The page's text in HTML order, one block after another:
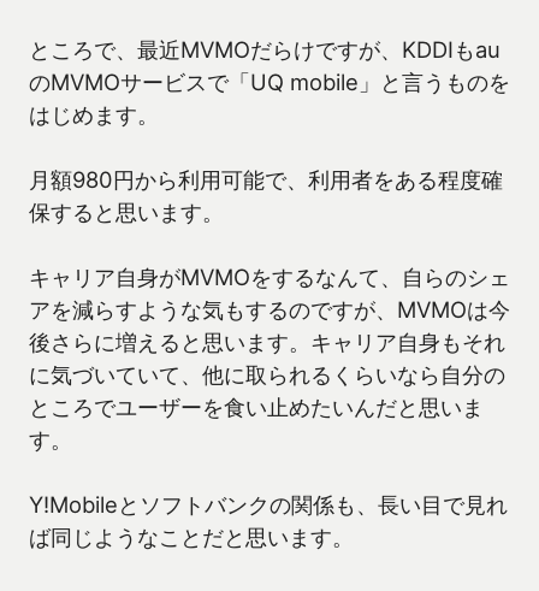
ところで、最近MVMOだらけですが、KDDIもau
のMVMOサービスで「UQ mobile」と言うものを
はじめます。
月額980円から利用可能で、利用者をある程度確
保すると思います。
キャリア自身がMVMOをするなんて、自らのシェ
アを減らすような気もするのですが、MVMOは今
後さらに増えると思います。キャリア自身もそれ
に気づいていて、他に取られるくらいなら自分の
ところでユーザーを食い止めたいんだと思いま
す。
Y!Mobileとソフトバンクの関係も、長い目で見れ
ば同じようなことだと思います。